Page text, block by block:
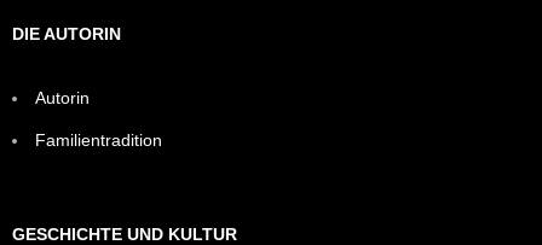
DIE AUTORIN
Autorin
Familientradition
GESCHICHTE UND KULTUR